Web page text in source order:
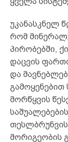
უკანასკნელ
რომ
პირობებში,
დაცვის
და
გამოყენებით
მორწყვის
მორიგეობის